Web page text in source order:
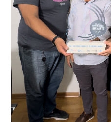
meio do cruzamento de
específico, com dados de
de Janeiro.
segurança à população,
produtores
parabéns a todos os
segurança da nossa
Fontão.